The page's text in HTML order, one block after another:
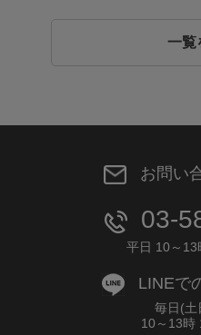
一覧
お問い
03-
平日 10～
LINEで
毎日(土
10～13時